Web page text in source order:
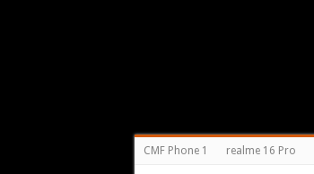
CMF Phone 1 realme 16 Pro